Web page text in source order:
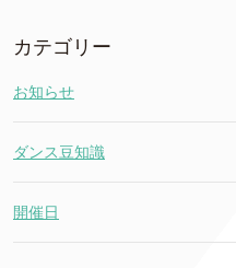
カテゴリー
お知らせ
ダンス豆知識
開催日